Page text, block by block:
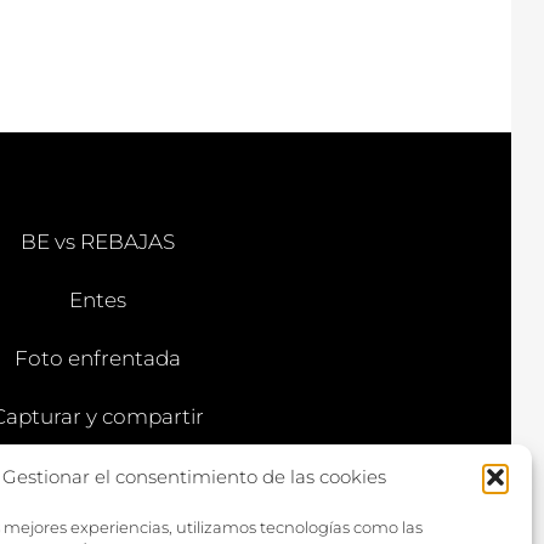
Gestionar el consentimiento de las cookies
mejores experiencias, utilizamos tecnologías como las
BE vs REBAJAS
Entes
Foto enfrentada
y compartir
Vía larga